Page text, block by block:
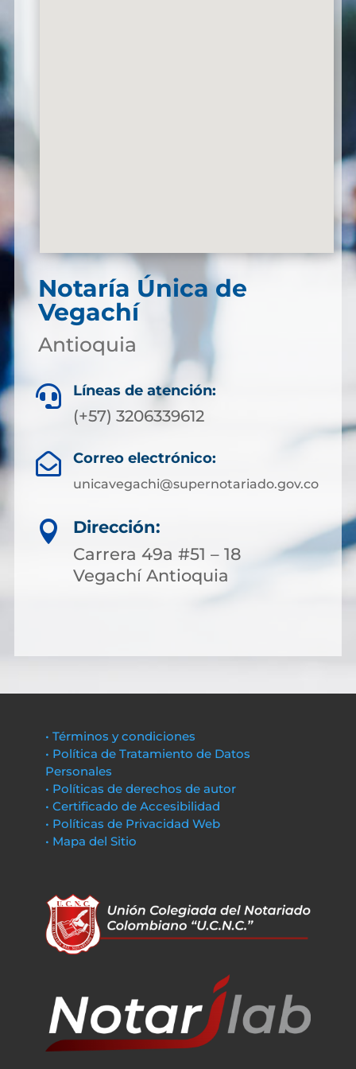
Notaría Única de
Vegachí
Antioquia
 Líneas de atención:
(+57) 3206339612
 Correo electrónico:
unicavegachi@supernotariado.gov.co

Dirección:
Carrera 49a #51 – 18
Vegachí Antioquia
• Términos y condiciones
• Política de Tratamiento de Datos
Personales
• Políticas de derechos de autor
• Certificado de Accesibilidad
• Políticas de Privacidad Web
• Mapa del Sitio